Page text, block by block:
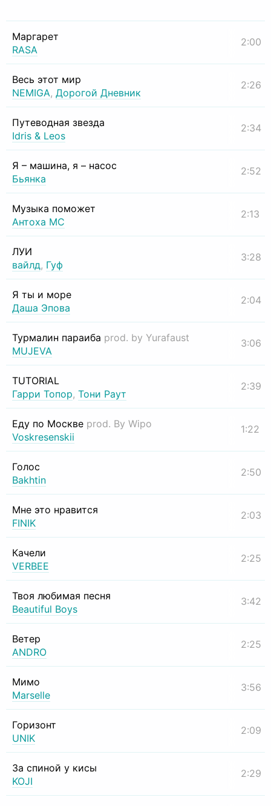
Маргарет
RASA
2:00
Весь этот мир
NEMIGA, Дорогой Дневник
2:26
Путеводная звезда
Idris & Leos
2:34
Я – машина, я – насос
Бьянка
2:52
Музыка поможет
Антоха МС
2:13
ЛУИ
вайлд, Гуф
3:28
Я ты и море
Даша Эпова
2:04
Турмалин параиба prod. by Yurafaust
MUJEVA
3:06
TUTORIAL
Гарри Топор, Тони Раут
2:39
Еду по Москве prod. By Wipo
Voskresenskii
1:22
Голос
Bakhtin
2:50
Мне это нравится
FINIK
2:03
Качели
VERBEE
2:25
Твоя любимая песня
Beautiful Boys
3:42
Ветер
ANDRO
2:25
Мимо
Marselle
3:56
Горизонт
UNIK
2:09
За спиной у кисы
KOJI
2:29